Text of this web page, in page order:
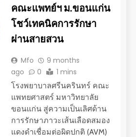
คณะแพทย์ฯ ม.ขอนแก่น
โชว์เทคนิคการรักษา
ผ่านสายสวน
Mfo
9 months
ago
0 1 mins
โรงพยาบาลศรีนครินทร์ คณะ
แพทยศาสตร์ มหาวิทยาลัย
ขอนแก่น สู่ความเป็นเลิศด้าน
การรักษาภาวะเส้นเลือดสมอง
แดงดำเชื่อมต่อผิดปกติ (AVM)